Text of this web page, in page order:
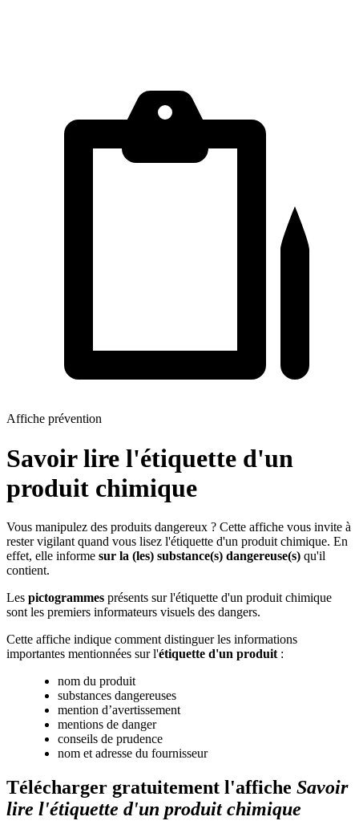
Affiche prévention
Savoir lire l'étiquette d'un
produit chimique
Vous manipulez des produits dangereux ? Cette affiche vous invite à
rester vigilant quand vous lisez ​l'étiquette d'un produit chimique. En
effet, elle informe sur la (les) substance(s) dangereuse(s) qu'il
contient.
Les pictogrammes présents sur l'étiquette d'un produit chimique
sont les premiers informateurs visuels des dangers.
Cette affiche indique comment distinguer les informations
importantes mentionnées sur l'étiquette d'un produit :
nom du produit
substances dangereuses
mention d’avertissement
mentions de danger
conseils de prudence
nom et adresse du fournisseur
Télécharger gratuitement l'affiche Savoir
lire l'étiquette d'un produit chimique